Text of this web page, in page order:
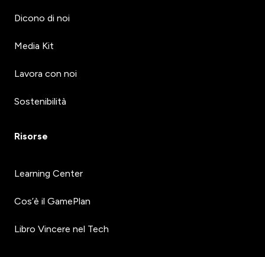
Dicono di noi
Media Kit
Lavora con noi
Sostenibilità
Risorse
Learning Center
Cos’è il GamePlan
Libro Vincere nel Tech